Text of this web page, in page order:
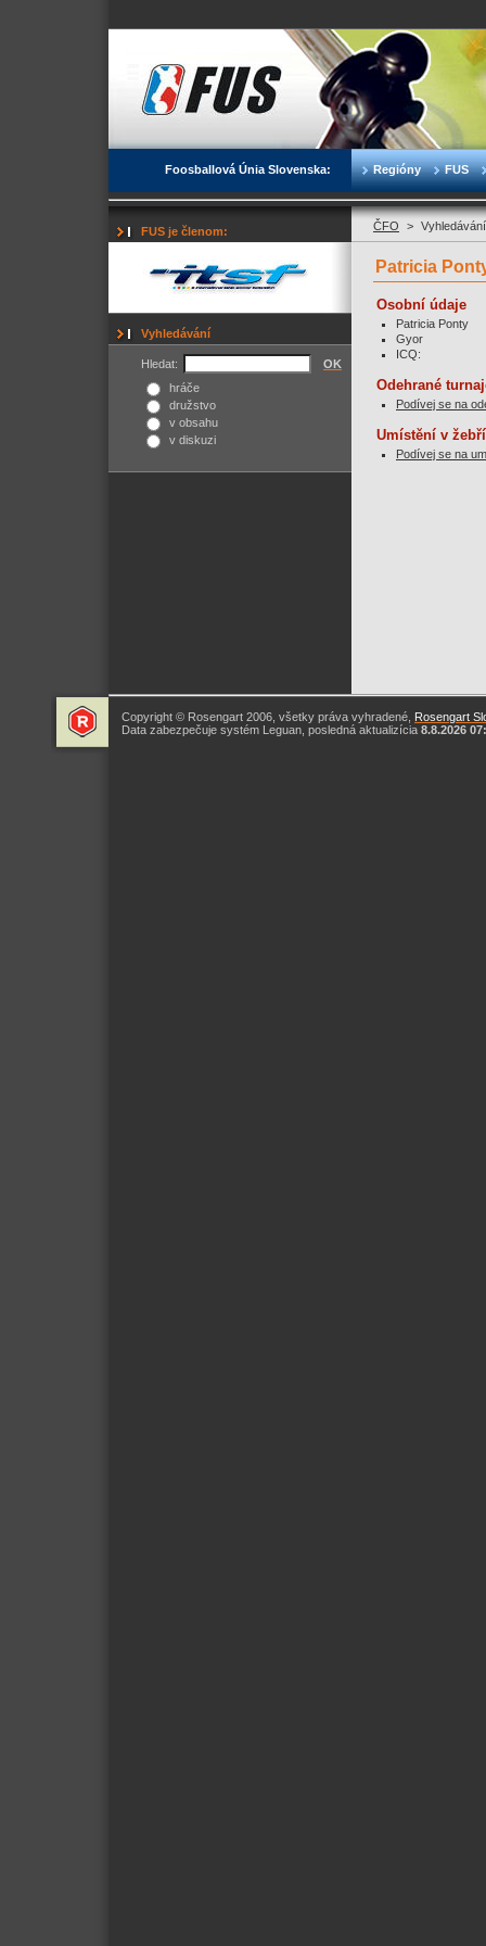
Foosballová Únia Slovenska: Regióny FUS
FUS je členom:
Vyhledávání
Hledat:
OK
hráče
družstvo
v obsahu
v diskuzi
ČFO >
Patricia
Osobní údaje
Patricia Ponty
Gyor
ICQ:
Odehrané
Podívej se na
Umístění v
Podívej se na
Copyright © Rosengart 2006, všetky práva vyhradené, Rosengart
Data zabezpečuje systém Leguan, posledná aktualizícia 8.8.2026